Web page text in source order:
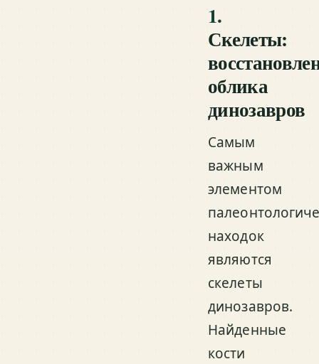
1.
Скелеты:
облика
динозавров
Самым
важным
элементом
находок
являются
скелеты
динозавров.
Найденные
кости